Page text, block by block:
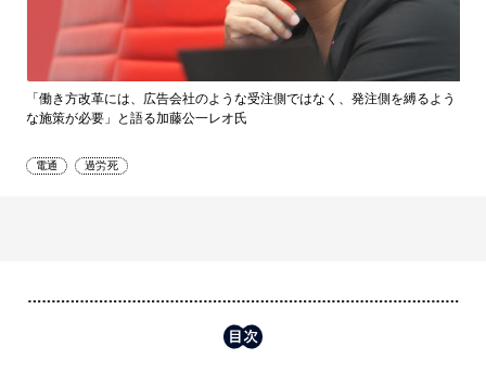
「働き方改革には、広告会社のような受注側ではなく、発注側を縛るよう
な施策が必要」と語る加藤公一レオ氏
電通 過労死